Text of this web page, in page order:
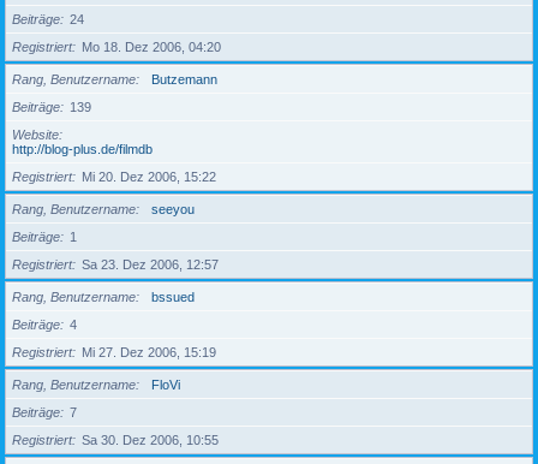
Beiträge
24
Registriert
Mo 18. Dez 2006, 04:20
Rang, Benutzername
Butzemann
Beiträge
139
Website
http://blog-plus.de/filmdb
Registriert
Mi 20. Dez 2006, 15:22
Rang, Benutzername
seeyou
Beiträge
1
Registriert
Sa 23. Dez 2006, 12:57
Rang, Benutzername
bssued
Beiträge
4
Registriert
Mi 27. Dez 2006, 15:19
Rang, Benutzername
FloVi
Beiträge
7
Registriert
Sa 30. Dez 2006, 10:55